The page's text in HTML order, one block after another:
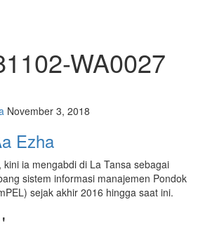
WA0027
November 3, 2018
Ezha
ia mengabdi di La Tansa sebagai
sistem informasi manajemen Pondok
sejak akhir 2016 hingga saat ini.